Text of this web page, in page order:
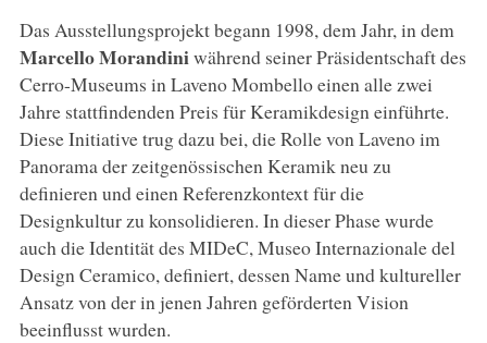
Das Ausstellungsprojekt begann 1998, dem Jahr, in dem
MarcelloMorandiniwährend seiner Präsidentschaft des
Cerro-Museums in Laveno Mombello einen alle zwei
Jahre stattfindenden Preis für Keramikdesign einführte.
Diese Initiative trug dazu bei, die Rolle von Laveno im
Panorama der zeitgenössischen Keramik neu zu
definieren und einen Referenzkontext für die
Designkultur zu konsolidieren. In dieser Phase wurde
auch die Identität des MIDeC, Museo Internazionale del
Design Ceramico, definiert, dessen Name und kultureller
Ansatz von der in jenen Jahren geförderten Vision
beeinflusst wurden.